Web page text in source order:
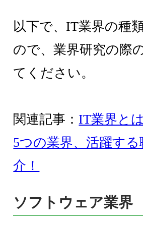
以下で、IT業界の種
ので、業界研究の際
てください。
関連記事： IT業界と
5つの業界、活躍する
介！
ソフトウェア業界